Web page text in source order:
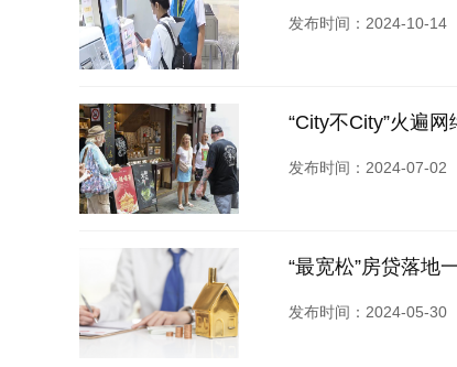
发布时间：2024-10-14
“City不City”火遍
发布时间：2024-07-02
“最宽松”房贷落地
发布时间：2024-05-30